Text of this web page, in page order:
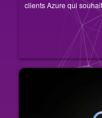
clients Azure qui